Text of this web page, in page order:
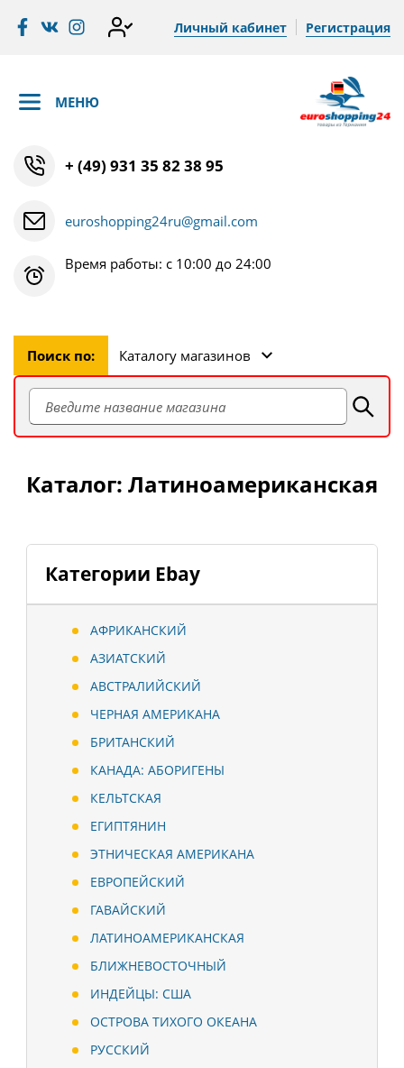
Личный кабинет Регистрация
МЕНЮ
+ (49) 931 35 82 38 95
euroshopping24ru@gmail.com
Время работы: с 10:00 до 24:00
Поиск по: Каталогу магазинов
Категории Ebay
АФРИКАНСКИЙ
АЗИАТСКИЙ
АВСТРАЛИЙСКИЙ
ЧЕРНАЯ АМЕРИКАНА
БРИТАНСКИЙ
КАНАДА: АБОРИГЕНЫ
КЕЛЬТСКАЯ
ЕГИПТЯНИН
ЭТНИЧЕСКАЯ АМЕРИКАНА
ЕВРОПЕЙСКИЙ
ГАВАЙСКИЙ
ЛАТИНОАМЕРИКАНСКАЯ
БЛИЖНЕВОСТОЧНЫЙ
ИНДЕЙЦЫ: США
ОСТРОВА ТИХОГО ОКЕАНА
РУССКИЙ
Каталог: Латиноамериканская